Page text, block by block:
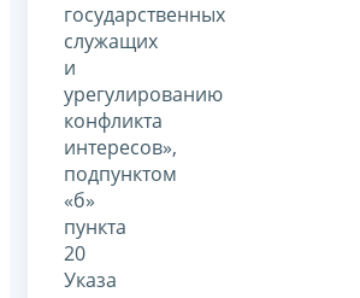
государственных
служащих
и
урегулированию
конфликта
интересов»,
подпунктом
«б»
пункта
20
Указа